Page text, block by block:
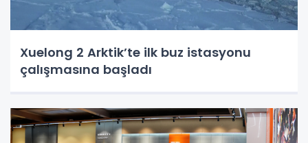
Xuelong 2 Arktik’te ilk buz istasyonu
çalışmasına başladı